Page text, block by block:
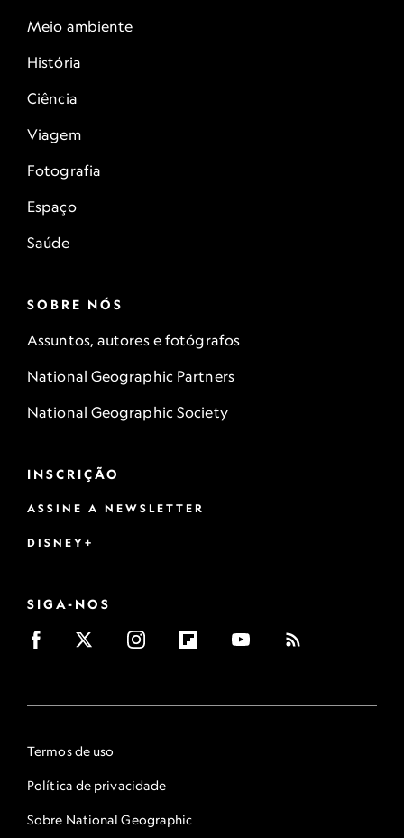
Meio ambiente
História
Ciência
Viagem
Fotografia
Espaço
Saúde
SOBRE NÓS
Assuntos, autores e fotógrafos
National Geographic Partners
National Geographic Society
INSCRIÇÃO
ASSINE A NEWSLETTER
DISNEY+
SIGA-NOS
Termos de uso
Política de privacidade
Sobre National Geographic